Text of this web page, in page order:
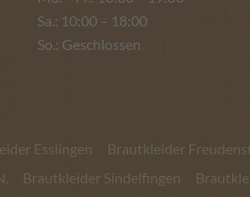
Sa.: 10:00 – 18:00
So.: Geschlossen
Esslingen Brautkleider
Brautkleider Sindelfingen